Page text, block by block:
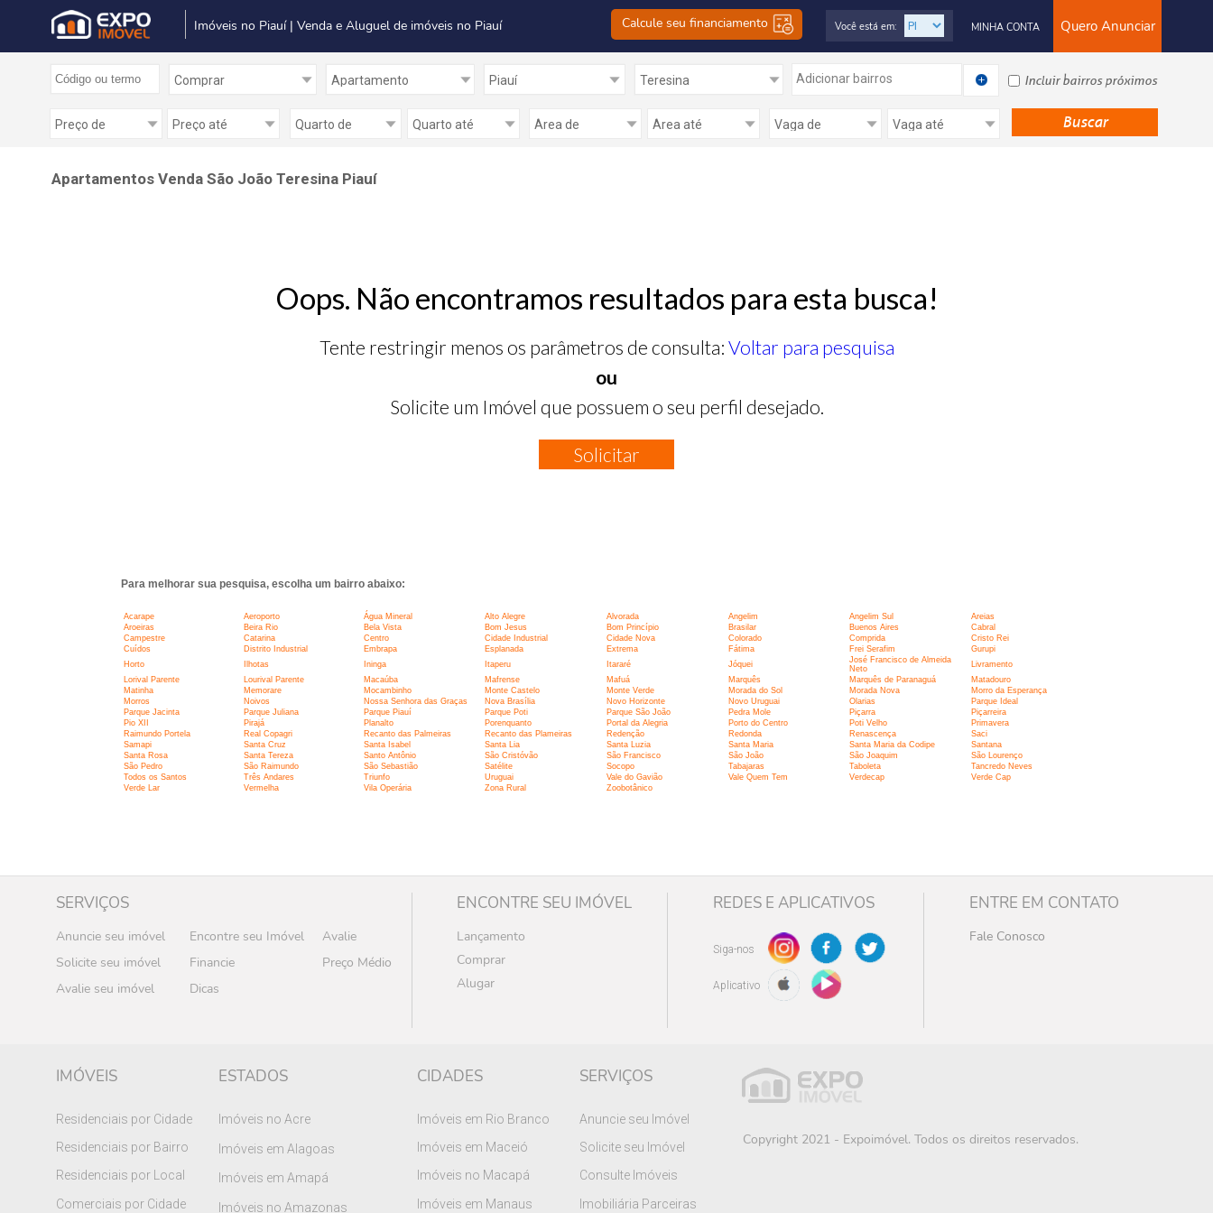
Imóveis no Piauí | Venda e Aluguel de imóveis no Piauí Calcule seu financiamento Quero Anunciar
MINHA CONTA
Você está em:
Adicionar bairros Incluir bairros próximos
Apartamentos Venda São João Teresina Piauí
Oops. Não encontramos resultados para esta busca!
Tente restringir menos os parâmetros de consulta: Voltar para pesquisa
ou
Solicite um Imóvel que possuem o seu perfil desejado.
Solicitar
Para melhorar sua pesquisa, escolha um bairro abaixo:
Acarape Aeroporto Água Mineral Alto Alegre Alvorada Angelim Angelim Sul
Areias
Aroeiras
Beira Rio Bela Vista Bom Jesus Bom Princípio Brasilar Buenos Aires
Cabral
Campestre
Catarina Centro Cidade Industrial Cidade Nova Colorado Comprida
Cristo Rei
Cuídos
Distrito Industrial Embrapa Esplanada Extrema Fátima Frei Serafim
Gurupi
Horto
Ilhotas Ininga Itaperu Itararé Jóquei
José Francisco de Almeida
Neto
Livramento
Lorival Parente
Lourival Parente Macaúba Mafrense Mafuá Marquês Marquês de Paranaguá
Matadouro
Matinha
Memorare Mocambinho Monte Castelo Monte Verde Morada do Sol Morada Nova
Morro da Esperança
Morros
Noivos Nossa Senhora das Graças Nova Brasília Novo Horizonte Novo Uruguai Olarias
Parque Ideal
Parque Jacinta
Parque Juliana Parque Piauí Parque Poti Parque São João Pedra Mole Piçarra
Piçarreira
Pio XII
Pirajá Planalto Porenquanto Portal da Alegria Porto do Centro Poti Velho
Primavera
Raimundo Portela
Real Copagri Recanto das Palmeiras Recanto das Plameiras Redenção Redonda Renascença
Saci
Samapi
Santa Cruz Santa Isabel Santa Lia Santa Luzia Santa Maria Santa Maria da Codipe
Santana
Santa Rosa
Santa Tereza Santo Antônio São Cristóvão São Francisco São João São Joaquim
São Lourenço
São Pedro
São Raimundo São Sebastião Satélite Socopo Tabajaras Taboleta
Tancredo Neves
Todos os Santos
Três Andares Triunfo Uruguai Vale do Gavião Vale Quem Tem Verdecap
Verde Cap
Verde Lar
Vermelha Vila Operária Zona Rural Zoobotânico
SERVIÇOS
Anuncie seu imóvel Encontre seu Imóvel
Avalie
Solicite seu imóvel
Financie
Preço Médio
Avalie seu imóvel
Dicas
ENCONTRE SEU IMÓVEL
Lançamento
Comprar
Alugar
REDES E APLICATIVOS
Siga-nos
Aplicativo
ENTRE EM CONTATO
Fale Conosco
IMÓVEIS
Residenciais por Cidade
Residenciais por Bairro
Residenciais por Local
Comerciais por Cidade
ESTADOS
Imóveis no Acre
Imóveis em Alagoas
Imóveis em Amapá
Imóveis no Amazonas
CIDADES
Imóveis em Rio Branco
Imóveis em Maceió
Imóveis no Macapá
Imóveis em Manaus
SERVIÇOS
Anuncie seu Imóvel
Solicite seu Imóvel
Consulte Imóveis
Imobiliária Parceiras
Copyright 2021 - Expoimóvel. Todos os direitos reservados.